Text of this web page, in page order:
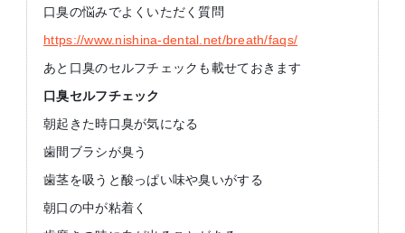
口臭の悩みでよくいただく質問
https://www.nishina-dental.net/breath/faqs/
あと口臭のセルフチェックも載せておきます
口臭セルフチェック
朝起きた時口臭が気になる
歯間ブラシが臭う
歯茎を吸うと酸っぱい味や臭いがする
朝口の中が粘着く